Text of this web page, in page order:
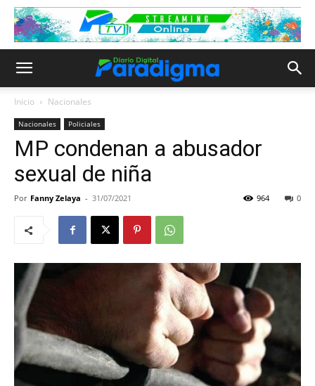
Inicio Nacionales
Nacionales Policiales
MP condenan a abusador
sexual de niña
Por Fanny Zelaya - 31/07/2021 0
964